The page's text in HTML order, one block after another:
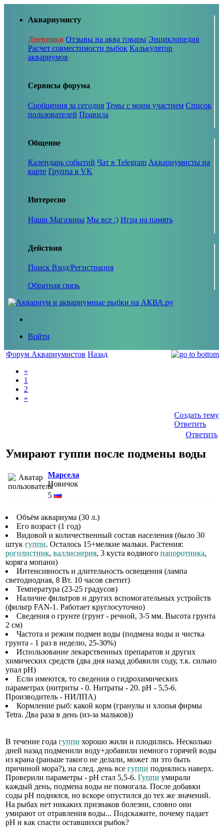
Аквариумисту
Дневники Отзывы на аква товары Энциклопедия
Расчет совместимости рыбок Калькулятор
аквариумов
Сервисы форума
Сообщения за сегодня Темы с моим участием Список
пользователей Правила
Общение
Календарь событий Чат в Telegram Аквариумисты на
карте Группа в VK
Интересно
Наши Магазины Мы все :) Игра на память
Действия
Поиск Вход/Регистрация
Обратная связь
Войти
Форум Аквариумистов Назад
«
1
2
»
Создать тему
Ответить
Ответить
Умирают гуппи после подмены воды
Марсела
Новичок
5
Объём аквариума (30 л.)
Его возраст (1 год)
Видовой и количественный состав населения (было 30
штук гуппи. Осталось 15+мелкие мальки. Растения:
роголистник, валлиснерия, 3 куста водяного папоротника,
коряга мопани)
Интенсивность и длительность освещения (лампа
светодиодная, 8 Вт. 10 часов светит)
Температура (23-25 градусов)
Наличие фильтров и других вспомогательных устройств
(фильтр FAN-1. Работает круглосуточно)
Сведения о грунте (грунт - речной, 3-5 мм. Высота грунта
2 см)
Частота и режим подмен воды (подмена воды и чистка
грунта - 1 раз в неделю, 25-30%)
Использование лекарственных препаратов и других
химических средств (два дня назад добавили соду, т.к. сильно
упал pH)
Если имеются, то сведения о гидрохимических
параметрах (нитриты - 0. Нитраты - 20. pH - 5,5-6.
Производитель - НИЛПА)
Кормление рыб: какой корм (гранулы и хлопья фирмы
Tetra. Два раза в день (из-за мальков))
В течение года гуппи хорошо жили и плодились. Несколько
дней назад подменили воду+добавили немного горячей воды
из крана (раньше такого не делали, может ли это быть
причиной мора?), на след. день все гуппи поднялись наверх.
Проверили параметры - pH стал 5,5-6. Гуппи умирали
каждый день, подмена воды не помогала. После добавки
соды pH поднялся, но вскоре опустился до тех же значений.
На рыбах нет никаких признаков болезни, словно они
умирают от отравления воды... Подскажите, почему падает
pH и как спасти оставшихся рыбок?